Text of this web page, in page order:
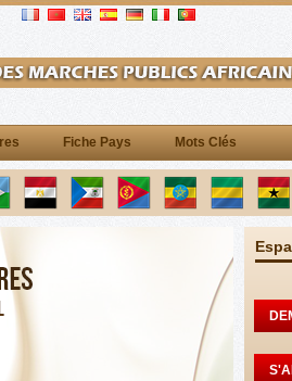
Fiche Pays Mots Clés